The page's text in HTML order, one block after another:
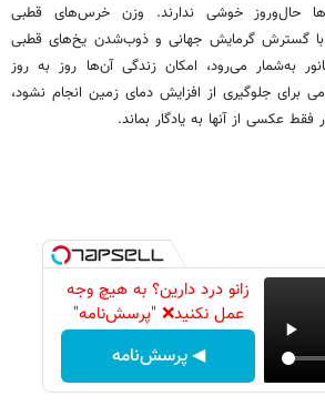
حال‌وروز خوشی ندارند. وزن خرس‌های قطبی
گسترش گرمایش جهانی و ذوب‌شدن یخ‌های قطبی
به‌شمار می‌رود، امکان زندگی آن‌ها روز به روز
برای جلوگیری از افزایش دمای زمین انجام نشود،
فقط عکسی از آنها به یادگار بماند.
زانو درد دارین؟ به هیچ وجه
عمل نکنید❌ "پرسش‌نامه"
◀ پرسش‌نامه